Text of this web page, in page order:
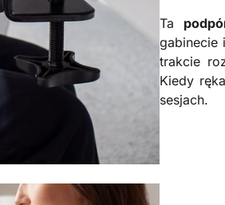
Ta
gabinecie
trakcie
Kiedy
sesjach.